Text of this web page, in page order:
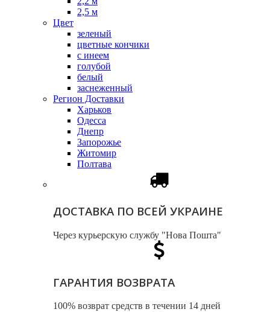
2,5 м
Цвет
зеленый
цветные кончики
с инеем
голубой
белый
заснеженный
Регион Доставки
Харьков
Одесса
Днепр
Запорожье
Житомир
Полтава
ДОСТАВКА ПО ВСЕЙ УКРАИНЕ
Через курьерскую службу "Нова Пошта"
ГАРАНТИЯ ВОЗВРАТА
100% возврат средств в течении 14 дней